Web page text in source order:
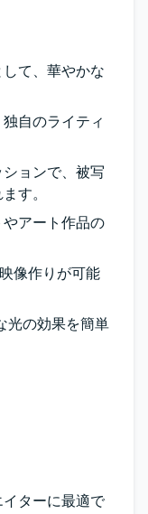
て、華やかな
自のライティ
ョンで、被写
す。
アート作品の
像作りが可能
光の効果を簡単
ターに最適で